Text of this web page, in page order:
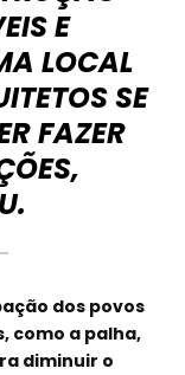
E
LOCAL
SE
FAZER
dos povos
como a palha,
diminuir o